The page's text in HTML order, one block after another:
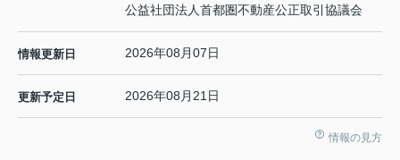
公益社団法人首都圏不動産公正取引協議会
情報更新日 2026年08月07日
更新予定日 2026年08月21日
情報の見方